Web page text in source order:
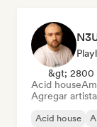
&gt; 2800
Acid house
Agregar
Acid house